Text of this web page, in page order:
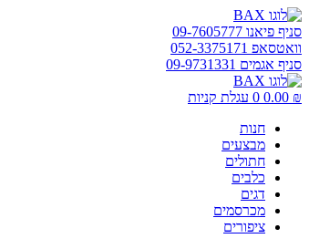
דלג
לתוכן
סניף פיאנו 09-7605777
וואטסאפ 052-3375171
סניף אגמים 09-9731331
0.00 ₪
0 עגלת קניות
חנות
מבצעים
חתולים
כלבים
דגים
מכרסמים
ציפורים